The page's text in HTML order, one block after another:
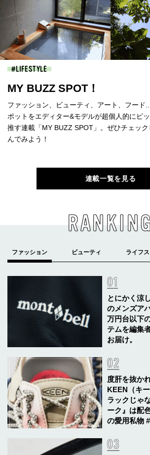
LIFESTYLE
MY BUZZ SPOT！
ファッション、ビューティ、アート、フード
ポットをエディター&モデルが超個人的にピ
推す連載「MY BUZZ SPOT」。ぜひチェッ
んでみよう！
連載一覧を見る
RANKING
とにかく涼
のメンズア
万円台以下
テムを編集
お届け。
度肝を抜か
KEEN（キ
ラックじゃ
ーク』は配
の愛用私物